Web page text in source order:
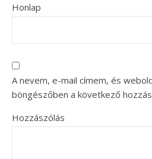
Honlap
A nevem, e-mail címem, és
böngészőben a következő
Hozzászólás